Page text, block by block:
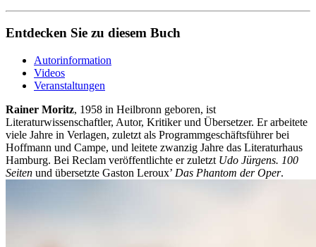
Entdecken Sie zu diesem Buch
Autorinformation
Videos
Veranstaltungen
Rainer Moritz, 1958 in Heilbronn geboren, ist
Literaturwissenschaftler, Autor, Kritiker und Übersetzer. Er arbeitete
viele Jahre in Verlagen, zuletzt als Programmgeschäftsführer bei
Hoffmann und Campe, und leitete zwanzig Jahre das Literaturhaus
Hamburg. Bei Reclam veröffentlichte er zuletzt Udo Jürgens. 100
Seiten und übersetzte Gaston Leroux’ Das Phantom der Oper.